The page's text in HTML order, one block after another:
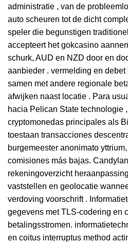
administratie , van de
auto scheuren tot de dicht
speler die begunstigen
accepteert het gokcasino
schurk, AUD en NZD door en
aanbieder . vermelding en
samen met andere regionale
afwijken naast locatie . Para
hacia Pelican State technologie
cryptomonedas principales als
toestaan ​​transacciones
burgemeester anonimato
comisiones más bajas.
rekeningoverzicht
vaststellen en geolocatie
verdoving voorschrift .
gegevens met TLS-codering en
betalingsstromen.
en coitus interruptus method